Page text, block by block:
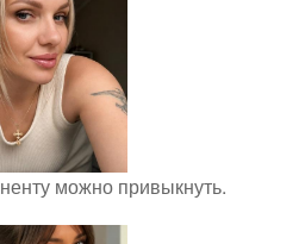
можно привыкнуть.